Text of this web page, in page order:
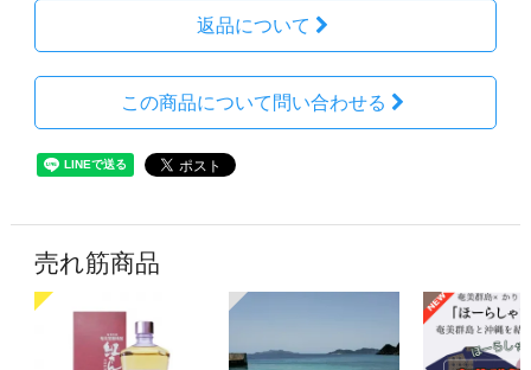
返品について
この商品について問い合わせる
売れ筋商品